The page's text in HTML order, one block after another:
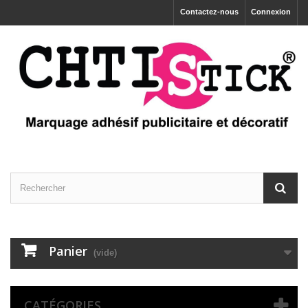
Connexion
Contactez-nous
Panier (vide)